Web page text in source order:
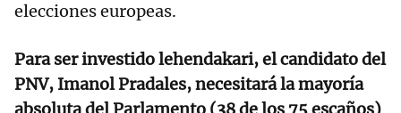
elecciones europeas.
Para ser investido lehendakari, el candidato del
PNV, Imanol Pradales, necesitará la mayoría